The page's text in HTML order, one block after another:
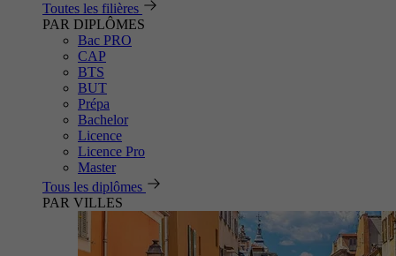
Toutes les filières
PAR DIPLÔMES
Bac PRO
CAP
BTS
BUT
Prépa
Bachelor
Licence
Licence Pro
Master
Tous les diplômes
PAR VILLES